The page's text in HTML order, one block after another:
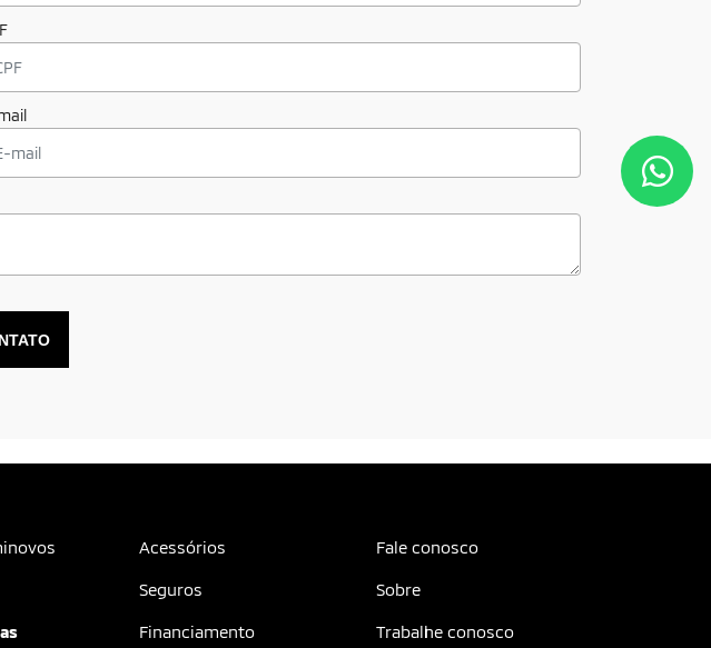
Acessórios
Seguros
Financiamento
Fale conosco
Sobre
Trabalhe conosco